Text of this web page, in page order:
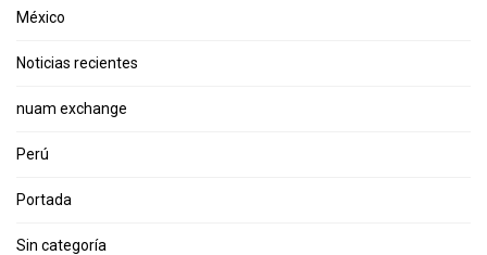
México
Noticias recientes
nuam exchange
Perú
Portada
Sin categoría